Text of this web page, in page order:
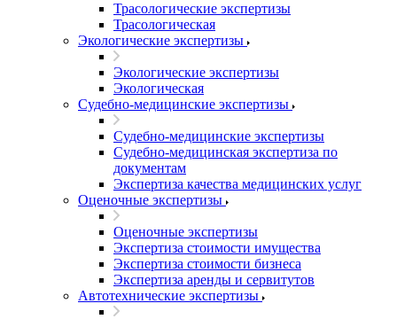
Трасологические экспертизы
Трасологическая
Экологические экспертизы
Экологические экспертизы
Экологическая
Судебно-медицинские экспертизы
Судебно-медицинские экспертизы
Судебно-медицинская экспертиза по
документам
Экспертиза качества медицинских услуг
Оценочные экспертизы
Оценочные экспертизы
Экспертиза стоимости имущества
Экспертиза стоимости бизнеса
Экспертиза аренды и сервитутов
Автотехнические экспертизы